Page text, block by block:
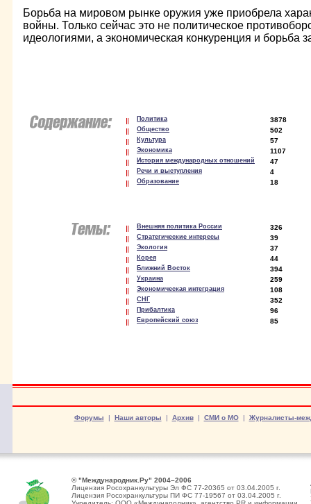
Борьба на мировом рынке оружия уже приобрела
войны. Только сейчас это не политическое
идеологиями, а экономическая конкуренция и борьба
Политика 3878
Общество 502
Культура 57
Экономика 1107
История международных отношений 47
Речи и выступления 4
Образование 18
Внешняя политика России 326
Стратегические интересы 39
Экология 37
Корея 44
Ближний Восток 394
Украина 259
Экономическая интеграция 108
СНГ 352
Прибалтика 96
Европейский союз 85
Форумы | Наши авторы | Архив| СМИ о МО| Журналисты-
© "Международник.Ру" 2004–2006
Лицензия Росохранкультуры Эл ФС 77-20365 от 03.04.2005 г.
Лицензия Росохранкультуры ПИ ФС 77-19567 от 03.04.2005 г.